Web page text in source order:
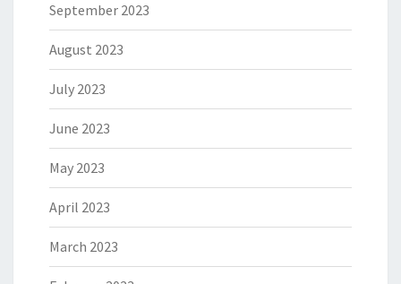
September 2023
August 2023
July 2023
June 2023
May 2023
April 2023
March 2023